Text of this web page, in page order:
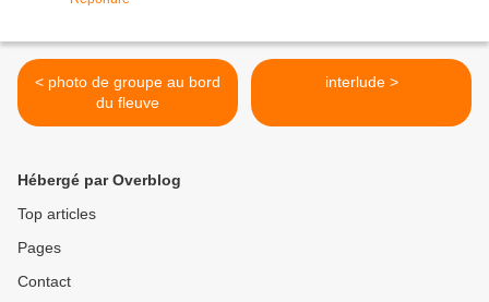
< photo de groupe au bord
du fleuve
interlude >
Hébergé par Overblog
Top articles
Pages
Contact